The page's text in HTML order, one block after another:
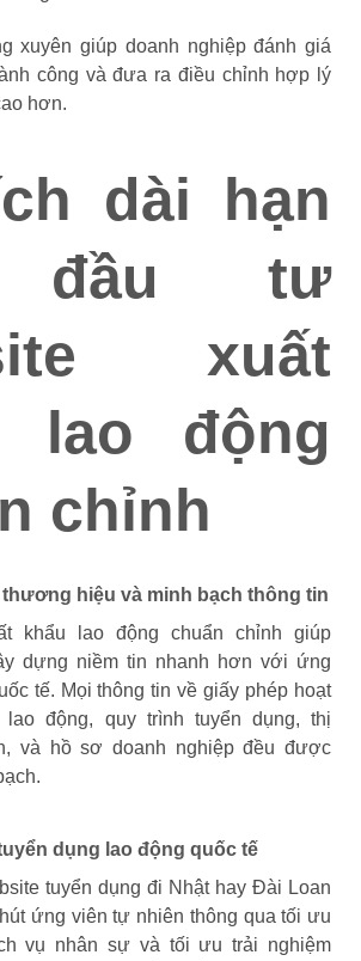
xuyên giúp doanh nghiệp đánh giá
công và đưa ra điều chỉnh hợp lý
hơn.
dài hạn
đầu tư
xuất
lao động
chỉnh
thương hiệu và minh bạch thông tin
khẩu lao động chuẩn chỉnh giúp
dựng niềm tin nhanh hơn với ứng
tế. Mọi thông tin về giấy phép hoạt
lao động, quy trình tuyển dụng, thị
và hồ sơ doanh nghiệp đều được
dụng lao động quốc tế
tuyển dụng đi Nhật hay Đài Loan
ứng viên tự nhiên thông qua tối ưu
vụ nhân sự và tối ưu trải nghiệm